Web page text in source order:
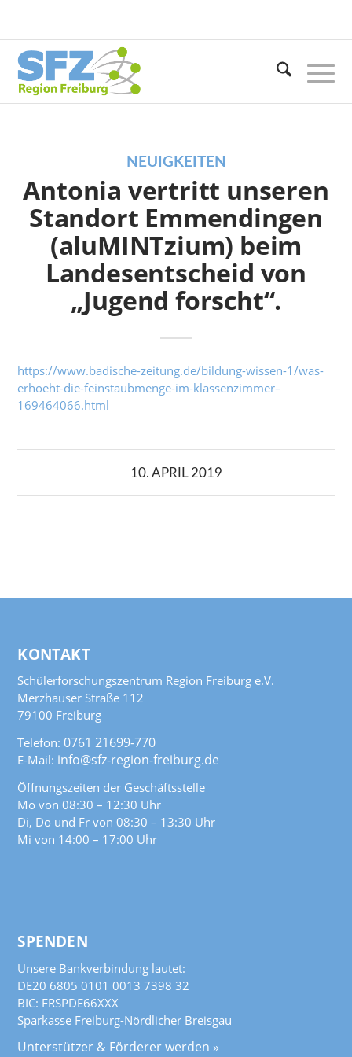
Du bist hier: Startseite / Neuigkeiten
Antonia vertritt unseren Standort Emmendingen (aluMINTzium) beim
Landesentscheid...
NEUIGKEITEN
Antonia vertritt unseren
Standort Emmendingen
(aluMINTzium) beim
Landesentscheid von
„Jugend forscht“.
https://www.badische-zeitung.de/bildung-wissen-1/was-
erhoeht-die-feinstaubmenge-im-klassenzimmer–
169464066.html
10. APRIL 2019
KONTAKT
Schülerforschungszentrum Region Freiburg e.V.
Merzhauser Straße 112
79100 Freiburg
Telefon:0761 21699-770
E-Mail: info@sfz-region-freiburg.de
Öffnungszeiten der Geschäftsstelle
Mo von 08:30 – 12:30 Uhr
Di, Do und Fr von 08:30 – 13:30 Uhr
Mi von 14:00 – 17:00 Uhr
SPENDEN
Unsere Bankverbindung lautet:
DE20 6805 0101 0013 7398 32
BIC: FRSPDE66XXX
Sparkasse Freiburg-Nördlicher Breisgau
Unterstützer & Förderer werden »